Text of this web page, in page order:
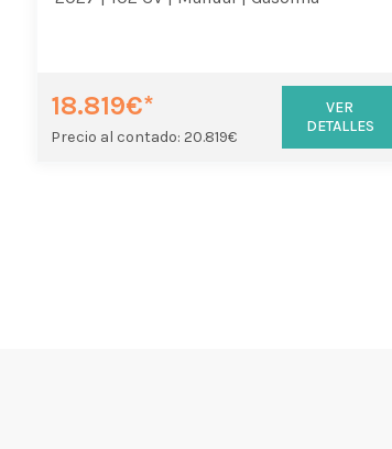
18.819€*
Precio al contado: 20.819€
VER
DETALLES